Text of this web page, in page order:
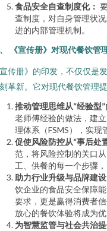
食品安全自查制度化：
查制度，对自身管理状
进的内部管理机制。
《宣传册》对现代餐饮管
传册》的印发，不仅仅是
革新。它对现代餐饮管理
推动管理思维从“经验型”
老师傅经验的做法，建
理体系（FSMS），实现
促使风险防控从“事后处
范，将风险控制的关口
工、供餐的每一个步骤
助力行业升级与品牌建设
饮企业的食品安全保障
要求，更是赢得消费者
放心的餐饮体验将成为优
为智慧监管与社会共治提